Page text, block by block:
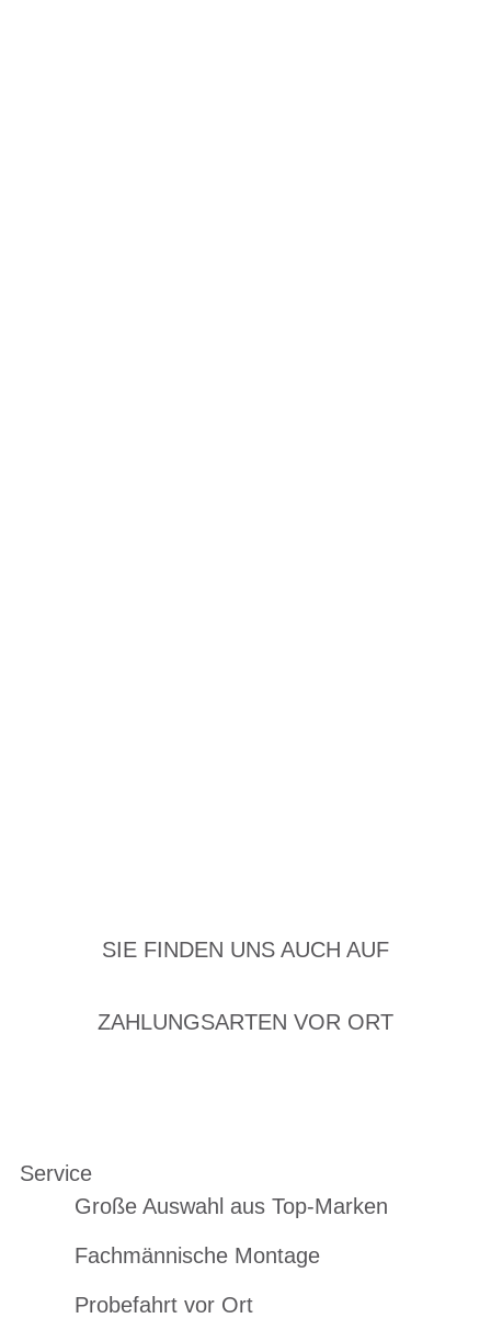
SIE FINDEN UNS AUCH AUF
ZAHLUNGSARTEN VOR ORT
Service
Große Auswahl aus Top-Marken
Fachmännische Montage
Probefahrt vor Ort